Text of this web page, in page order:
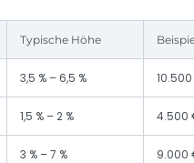
Typische Höhe
3,5 % – 6,5 %
1,5 % – 2 % 4.500
3 % – 7 % 9.000